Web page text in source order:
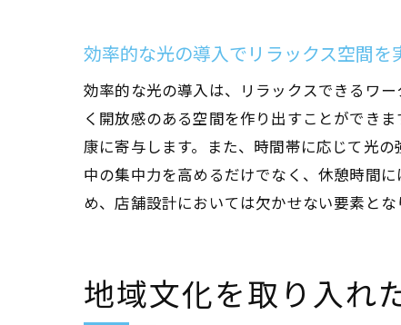
効率的な光の導入でリラックス空間を
効率的な光の導入は、リラックスできるワ
く開放感のある空間を作り出すことができ
康に寄与します。また、時間帯に応じて光
中の集中力を高めるだけでなく、休憩時間
め、店舗設計においては欠かせない要素とな
地域文化を取り入れ